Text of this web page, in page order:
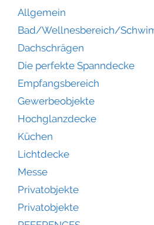
Allgemein
Bad/Wellnesbereich/
Dachschrägen
Die perfekte Spanndecke
Empfangsbereich
Gewerbeobjekte
Hochglanzdecke
Küchen
Lichtdecke
Messe
Privatobjekte
Privatobjekte